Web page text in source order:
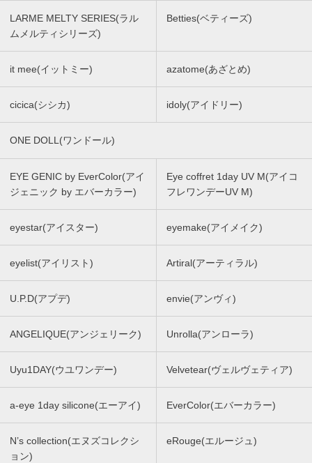
LARME MELTY SERIES(ラル
ムメルティシリーズ)
Betties(ベティーズ)
it mee(イットミー) azatome(あざとめ)
cicica(シシカ) idoly(アイドリー)
ONE DOLL(ワンドール)
EYE GENIC by EverColor(アイ
ジェニック by エバーカラー)
Eye coffret 1day UV M(アイコ
フレワンデーUV M)
eyestar(アイスター) eyemake(アイメイク)
eyelist(アイリスト) Artiral(アーティラル)
U.P.D(アプデ) envie(アンヴィ)
ANGELIQUE(アンジェリーク) Unrolla(アンローラ)
Uyu1DAY(ウユワンデー) Velvetear(ヴェルヴェティア)
a-eye 1day silicone(エーアイ) EverColor(エバーカラー)
N’s collection(エヌズコレクシ
ョン)
eRouge(エルージュ)